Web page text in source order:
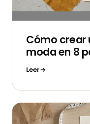
Cómo crear
moda en 8
Leer